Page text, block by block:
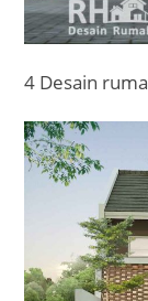
4 Desain